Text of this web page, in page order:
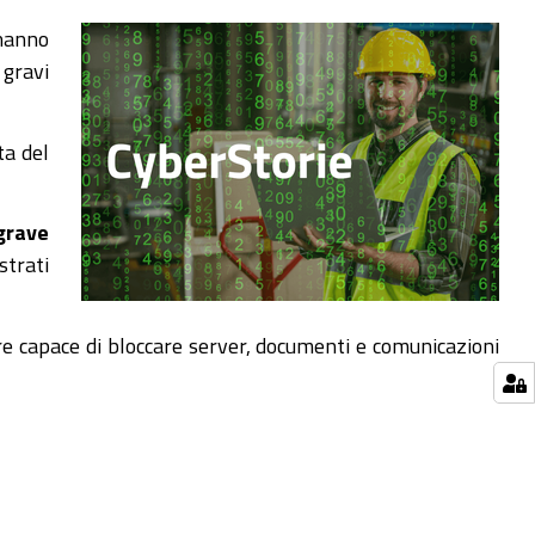
gravi
del
di bloccare server, documenti e comunicazioni